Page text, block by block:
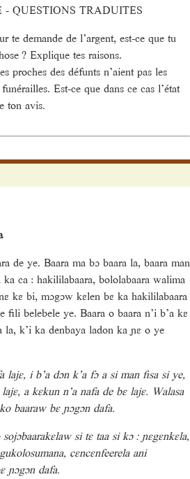
- QUESTIONS TRADUITES
te demande de l’argent, est-ce que tu
? Explique tes raisons.
proches des défunts n’aient pas les
Est-ce que dans ce cas l’état
ton avis.
de ye. Baara ma bɔ baara la, baara man
ca : hakililabaara, bololabaara walima
kɛ bi, mɔgɔw kɛlen bɛ ka hakililabaara
belebele ye. Baara o baara n’i b’a kɛ
la, k’i ka denbaya ladon ka ɲɛ o ye
lajɛ, i b’a dɔn k’a fɔ a si man fisa si ye,
a kɛkun n’a nafa de bɛ lajɛ. Walasa
baaraw bɛ ɲɔgɔn dafa.
si tɛ taa si kɔ : ɲɛgɛnkɛla,
cɛncɛnfeerela ani
ɲɔgɔn dafa.